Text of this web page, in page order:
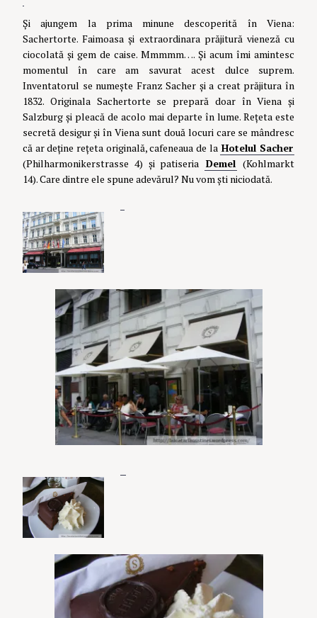
Și ajungem la prima minune descoperită în Viena:
Sachertorte. Faimoasa și extraordinara prăjitură vieneză cu
ciocolată și gem de caise. Mmmmm…. Și acum îmi amintesc
momentul în care am savurat acest dulce suprem.
Inventatorul se numește Franz Sacher și a creat prăjitura în
1832. Originala Sachertorte se prepară doar în Viena și
Salzburg și pleacă de acolo mai departe în lume. Rețeta este
secretă desigur și în Viena sunt două locuri care se mândresc
că ar deține rețeta originală, cafeneaua de la Hotelul Sacher
(Philharmonikerstrasse 4) și patiseria Demel (Kohlmarkt
14). Care dintre ele spune adevărul? Nu vom ști niciodată.